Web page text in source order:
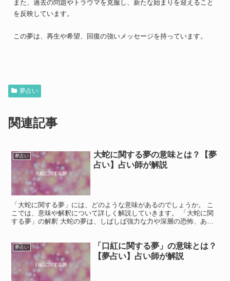
また、過去の問題やトラウマを克服し、新たな始まりを迎えること
を反映しています。
この夢は、再生や希望、回復の強いメッセージを持っています。
夢占い
関連記事
夢占い
大蛇に関する夢の意味とは？【夢
占い】占い師が解説
「大蛇に関する夢」には、どのような意味があるのでしょうか。 こ
こでは、意味や解釈について詳しく解説していきます。 「大蛇に関
する夢」の解釈 大蛇の夢は、しばしば強力な力や深層の恐怖、ある
夢占い
「口紅に関する夢」の意味とは？
【夢占い】占い師が解説